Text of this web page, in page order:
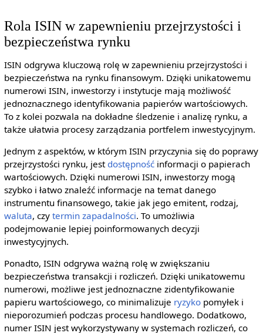
Rola ISIN w zapewnieniu przejrzystości i
bezpieczeństwa rynku
ISIN odgrywa kluczową rolę w zapewnieniu przejrzystości i
bezpieczeństwa na rynku finansowym. Dzięki unikatowemu
numerowi ISIN, inwestorzy i instytucje mają możliwość
jednoznacznego identyfikowania papierów wartościowych.
To z kolei pozwala na dokładne śledzenie i analizę rynku, a
także ułatwia procesy zarządzania portfelem inwestycyjnym.
Jednym z aspektów, w którym ISIN przyczynia się do poprawy
przejrzystości rynku, jest dostępnośćinformacji o papierach
wartościowych. Dzięki numerowi ISIN, inwestorzy mogą
szybko i łatwo znaleźć informacje na temat danego
instrumentu finansowego, takie jak jego emitent, rodzaj,
waluta, czy termin zapadalności. To umożliwia
podejmowanie lepiej poinformowanych decyzji
inwestycyjnych.
Ponadto, ISIN odgrywa ważną rolę w zwiększaniu
bezpieczeństwa transakcji i rozliczeń. Dzięki unikatowemu
numerowi, możliwe jest jednoznaczne zidentyfikowanie
papieru wartościowego, co minimalizuje ryzykopomyłek i
nieporozumień podczas procesu handlowego. Dodatkowo,
numer ISIN jest wykorzystywany w systemach rozliczeń, co